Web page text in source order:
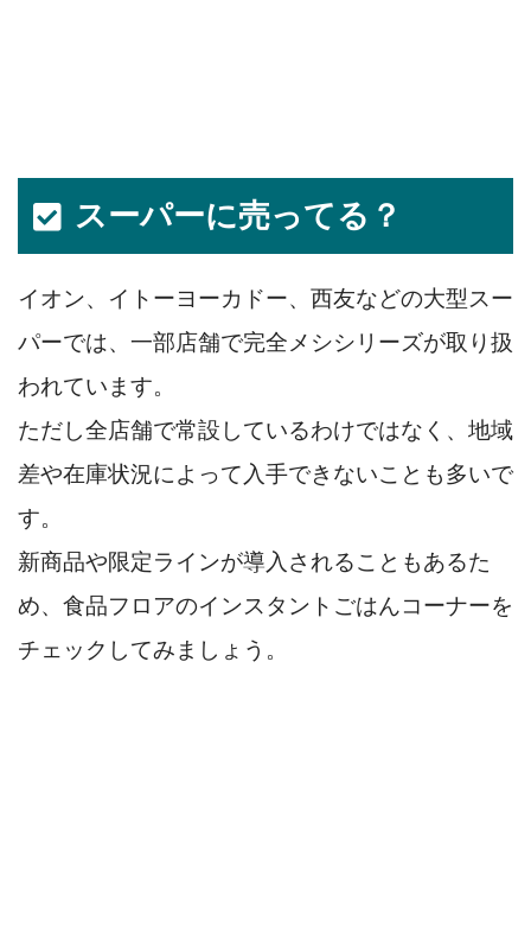
スーパーに売ってる？
イオン、イトーヨーカドー、西友などの大型スー
パーでは、一部店舗で完全メシシリーズが取り扱
われています。
ただし全店舗で常設しているわけではなく、地域
差や在庫状況によって入手できないことも多いで
す。
新商品や限定ラインが導入されることもあるた
め、食品フロアのインスタントごはんコーナーを
チェックしてみましょう。